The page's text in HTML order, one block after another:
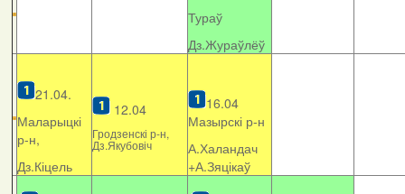
Тураў
Дз.Жураўлёў
21.04.
Маларыцкі
р-н,
Дз.Кіцель
12.04
Гродзенскі р-н,
Дз.Якубовіч
16.04
Мазырскі р-н
А.Халандач
+А.Зяцікаў